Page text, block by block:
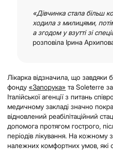
«Дівчинка стала більш
ходила з милицями,
а згодом у взутті зі
розповіла Ірина
Лікарка відзначила, що завдяки
фонду «Запорука» та Soleterre
Італійської агенції з питань
медичному закладі значно
відновлений реабілітаційний
допомога протягом гострого,
періодів лікування. На кожному
належних комфортних умов, які